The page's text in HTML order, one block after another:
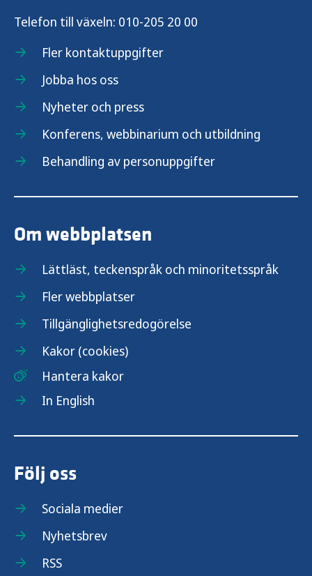
Telefon till växeln: 010-205 20 00
Fler kontaktuppgifter
Jobba hos oss
Nyheter och press
Konferens, webbinarium och utbildning
Behandling av personuppgifter
Om webbplatsen
Lättläst, teckenspråk och minoritetsspråk
Fler webbplatser
Tillgänglighetsredogörelse
Kakor (cookies)
Hantera kakor
In English
Följ oss
Sociala medier
Nyhetsbrev
RSS